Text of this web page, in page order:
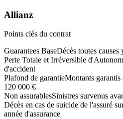
Allianz
Points clés du contrat
Guarantees BaseDécès toutes
Perte Totale et Irréversible
d'accident
Plafond de garantieMontants garantis
120 000 €
Non assurablesSinistres survenus
Décès en cas de suicide de l'assuré
année d'assurance